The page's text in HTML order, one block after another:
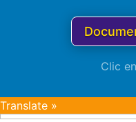
Clic
Translate »